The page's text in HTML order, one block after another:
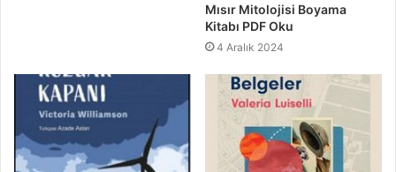
Mısır Mitolojisi Boyama
Kitabı PDF Oku
4 Aralık 2024